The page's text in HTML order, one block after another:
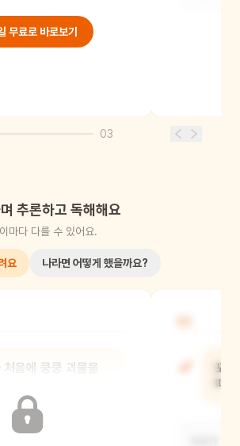
무료로 바로보기
03
추론하고 독해해요
마다 다를 수 있어요.
요 나라면 어떻게 했을까요?
처음에 쿵쿵 괴물을
꼬
때